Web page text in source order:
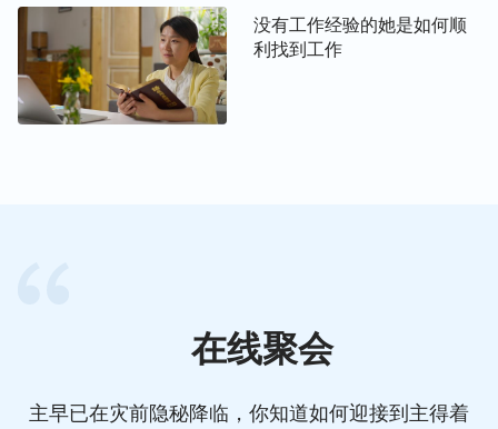
领导，你可以尝试关心他们，而不是一味地发火指责
他们，你这种表现是狂妄自大，没有爱心。”听姊妹
这么说，我脸面有点挂不住，就没有说话。姊妹见我
不说话，就给我发了一段神的话：
的表达方式，这里充满掺杂，充满了阴谋与诡计，也
姊妹交通说：“我们被撒但败坏后本性都是狂妄的，
没有工作经验的她是如何顺
利找到工作
在线聚会
主早已在灾前隐秘降临，你知道如何迎接到主得着